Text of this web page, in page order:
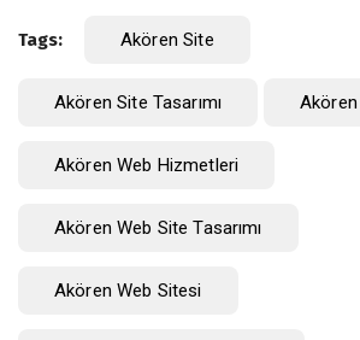
Tags: Akören Site
Akören Site Tasarımı Akören
Akören Web Hizmetleri
Akören Web Site Tasarımı
Akören Web Sitesi